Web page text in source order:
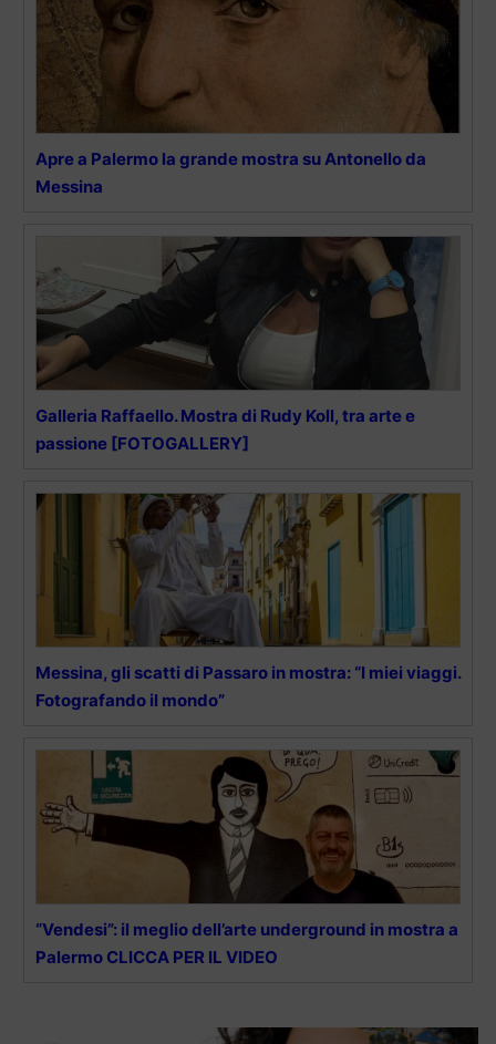
Apre a Palermo la grande mostra su Antonello da
Messina
Galleria Raffaello. Mostra di Rudy Koll, tra arte e
passione [FOTOGALLERY]
Messina, gli scatti di Passaro in mostra: “I miei viaggi.
Fotografando il mondo”
“Vendesi”: il meglio dell’arte underground in mostra a
Palermo CLICCA PER IL VIDEO